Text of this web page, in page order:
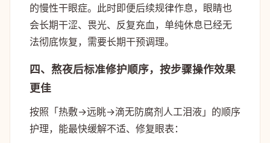
的慢性干眼症。此时即便后续规律作息，眼睛也
会长期干涩、畏光、反复充血，单纯休息已经无
法彻底恢复，需要长期干预调理。
四、熬夜后标准修护顺序，按步骤操作效果
更佳
按照「热敷→远眺→滴无防腐剂人工泪液」的顺序
护理，能最快缓解不适、修复眼表：